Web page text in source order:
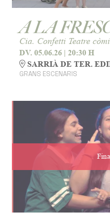
A LA
Cia. Confetti Teatre
DV. 05.06.26 | 20:30 H
SARRIÀ DE TER.
GRANS ESCENARIS